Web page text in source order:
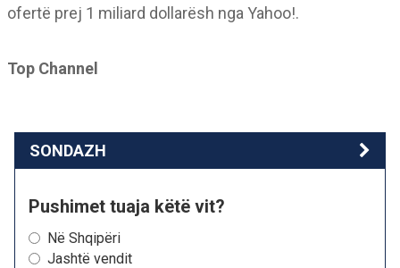
ofertë prej 1 miliard dollarësh nga Yahoo!.
Top Channel
SONDAZH
Pushimet tuaja këtë vit?
Në Shqipëri
Jashtë vendit